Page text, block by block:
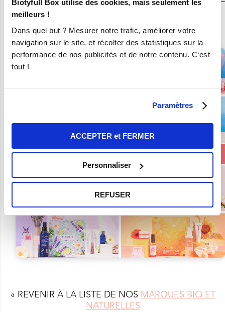
Biotyfull Box utilise des cookies, mais seulement les
meilleurs !
Dans quel but ? Mesurer notre trafic, améliorer votre
navigation sur le site, et récolter des statistiques sur la
performance de nos publicités et de notre contenu. C‘est
tout !
Paramètres
ACCEPTER et FERMER
Personnaliser
REFUSER
En ce moment :
Craquez pour vos 8 Nouvelles Box pour 9,90€ seulement !
« REVENIR À LA LISTE DE NOS MARQUES BIO ET
NATURELLES